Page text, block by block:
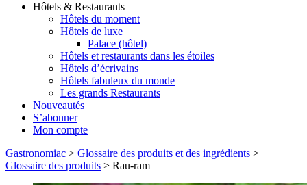
Hôtels & Restaurants
Hôtels du moment
Hôtels de luxe
Palace (hôtel)
Hôtels et restaurants dans les étoiles
Hôtels d’écrivains
Hôtels fabuleux du monde
Les grands Restaurants
Nouveautés
S’abonner
Mon compte
Gastronomiac > Glossaire des produits et des ingrédients >
Glossaire des produits > Rau-ram